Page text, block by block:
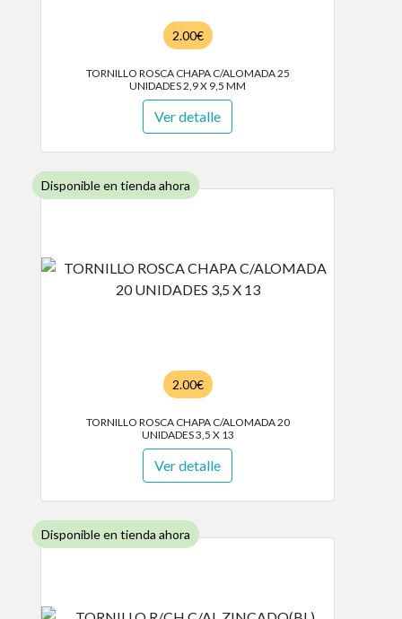
2.00€
TORNILLO ROSCA CHAPA C/ALOMADA 25
UNIDADES 2,9 X 9,5 MM
Ver detalle
Disponible en tienda ahora
2.00€
TORNILLO ROSCA CHAPA C/ALOMADA 20
UNIDADES 3,5 X 13
Ver detalle
Disponible en tienda ahora